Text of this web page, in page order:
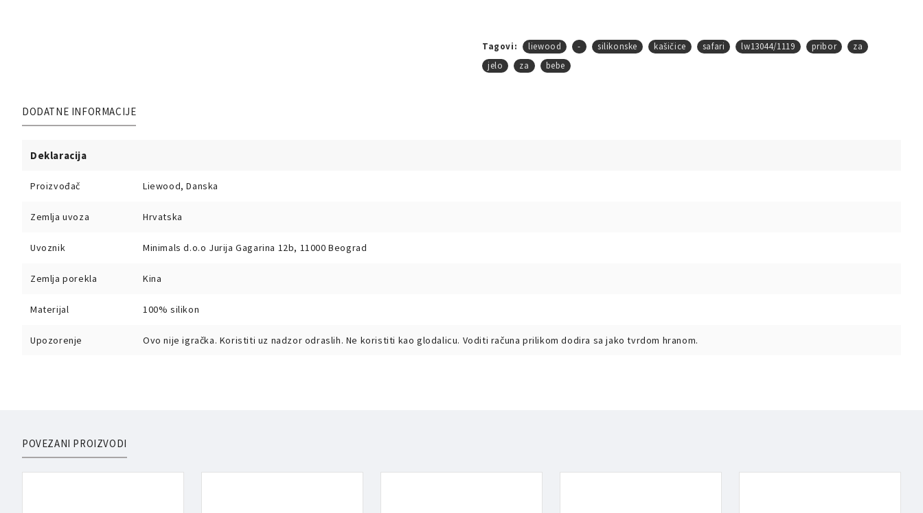
Tagovi: liewood - silikonske kašičice safari lw13044/1119 pribor
za
jelo
za bebe
DODATNE INFORMACIJE
Deklaracija
Proizvođač Liewood, Danska
Zemlja uvoza Hrvatska
Uvoznik Minimals d.o.o Jurija Gagarina 12b, 11000 Beograd
Zemlja porekla Kina
Materijal 100% silikon
Upozorenje Ovo nije igračka. Koristiti uz nadzor odraslih. Ne koristiti kao glodalicu. Voditi računa prilikom dodira sa jako tvrdom hranom.
POVEZANI PROIZVODI